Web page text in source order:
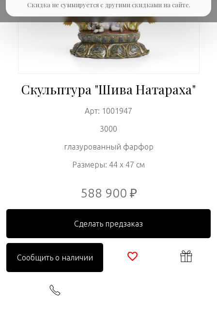
Скидка не суммируется с другими скидками на сайте.
Скульптура "Шива Натараха"
Арт: 1001947
3000
глазурованный фарфор
Размеры: 44 x 47 см
588 900 ₽
Сделать предзаказ
Сообщить о наличии